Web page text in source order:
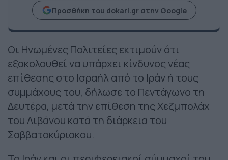
Προσθήκη του dokari.gr στην Google
Οι Ηνωμένες Πολιτείες εκτιμούν ότι
εξακολουθεί να υπάρχει κίνδυνος νέας
επίθεσης στο Ισραήλ από το Ιράν ή τους
συμμάχους του, δήλωσε το Πεντάγωνο τη
Δευτέρα, μετά την επίθεση της Χεζμπολάχ
του Λιβάνου κατά τη διάρκεια του
Σαββατοκύριακου.